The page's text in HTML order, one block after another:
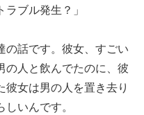
ブル発生？」
話です。彼女、すごい
の人と飲んでたのに、彼
女は男の人を置き去り
いんです。